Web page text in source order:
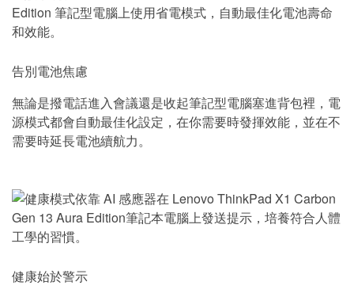
告別電池焦慮
無論是撥電話進入會議還是收起筆記型電腦塞進背包裡，電
源模式都會自動最佳化設定，在你需要時發揮效能，並在不
需要時延長電池續航力。
健康始於警示